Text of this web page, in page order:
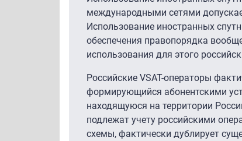
международными сетями
Использование иностранных
обеспечения правопорядка
использования для этого
Российские VSAT-операторы
формирующийся абонентскими
находящуюся на территории
подлежат учету российскими
схемы, фактически дублирует